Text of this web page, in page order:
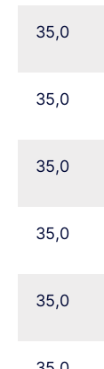
35,0
35,0
35,0
35,0
35,0